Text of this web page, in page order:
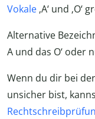
Vokale ‚A‘ und
Alternative
A und das O‘ oder
Wenn du dir bei
unsicher bist,